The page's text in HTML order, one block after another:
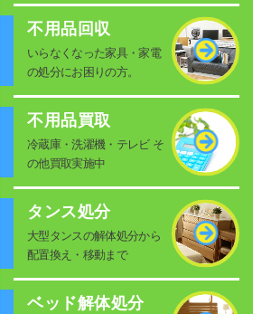
不用品回収
いらなくなった家具・家電
の処分にお困りの方。
不用品買取
冷蔵庫・洗濯機・テレビ そ
の他買取実施中
タンス処分
大型タンスの解体処分から
配置換え・移動まで
ベッド解体処分